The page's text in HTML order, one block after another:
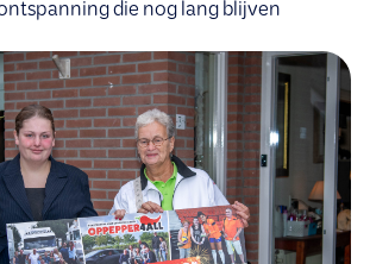
die nog lang blijven